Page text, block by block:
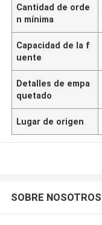
Cantidad de orde
n mínima
Capacidad de la f
uente
Detalles de empa
quetado
Lugar de origen
SOBRE NOSOTROS